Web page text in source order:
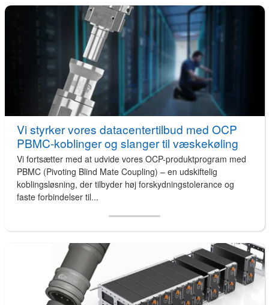
Vi styrker vores datacentertilbud med OCP
PBMC-koblinger og slanger til væskekøling
Vi fortsætter med at udvide vores OCP-produktprogram med
PBMC (Pivoting Blind Mate Coupling) – en udskiftelig
koblingsløsning, der tilbyder høj forskydningstolerance og
faste forbindelser til...